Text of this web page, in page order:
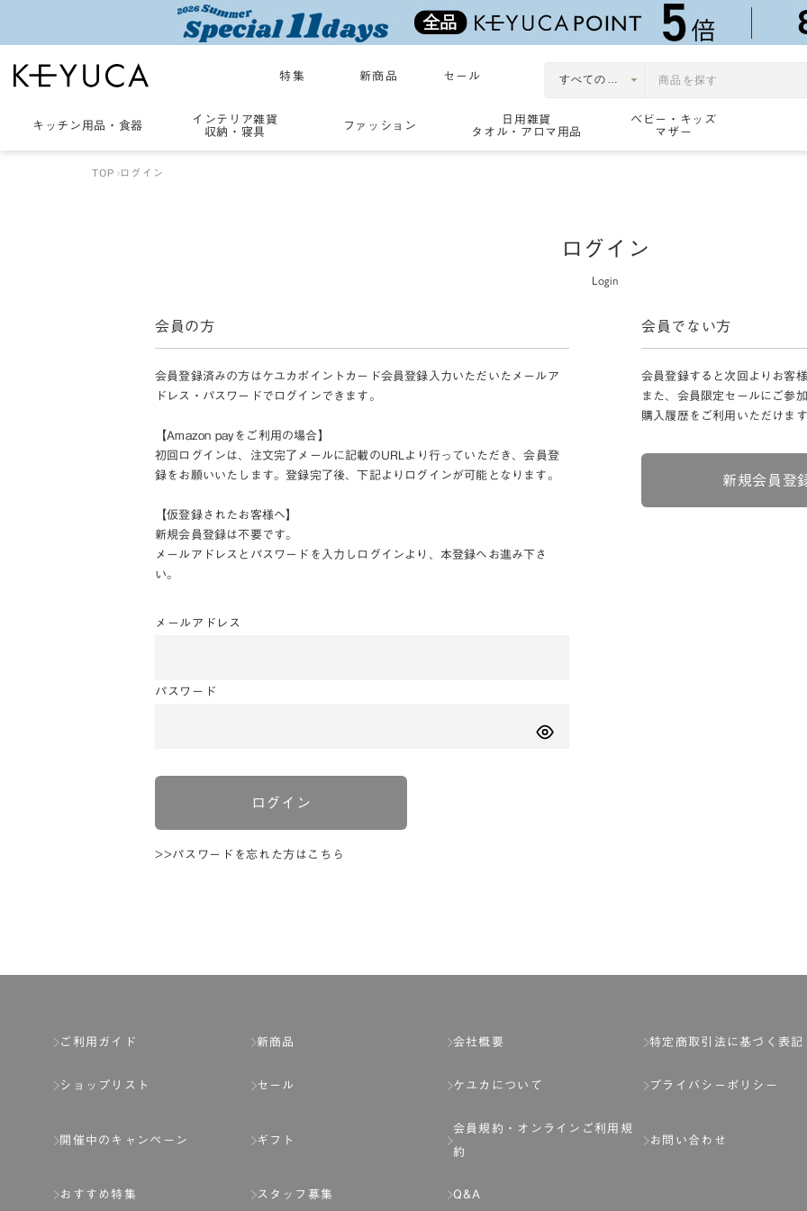
特集 新商品 セール
キッチン用品 ・ 食器
インテリア雑貨
収納・寝具
ファッション
日用雑貨
タオル・アロマ用品
ベビー・キッズ
マザー
TOP ログイン
ログイン
Login
会員の方
会員登録済みの方はケユカポイントカード会員登録入力いただいたメールア
ドレス・パスワードでログインできます。
【Amazon payをご利用の場合】
初回ログインは、注文完了メールに記載のURLより行っていただき、会員登
録をお願いいたします。登録完了後、下記よりログインが可能となります。
【仮登録されたお客様へ】
新規会員登録は不要です。
メールアドレスとパスワードを入力しログインより、本登録へお進み下さ
い。
メールアドレス
パスワード
ログイン
>>パスワードを忘れた方はこちら
会員でない方
会員登録すると次回よりお客
また、会員限定セールにご参
購入履歴をご利用いただけま
新規会員登
ご利用ガイド
ショップリスト
開催中のキャンペーン
おすすめ特集
新商品
セール
ギフト
スタッフ募集
会社概要
ケユカについて
会員規約・
オンラインご利用規
約
Q&A
特定商取引法に基づく表記
プライバシーポリシー
お問い合わせ